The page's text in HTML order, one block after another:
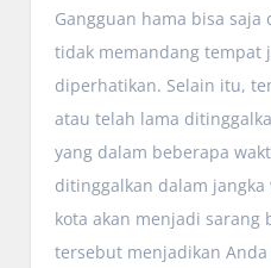
Gangguan hama bisa
tidak memandang tempat
diperhatikan. Selain itu,
atau telah lama
yang dalam beberapa
ditinggalkan dalam
kota akan menjadi sarang
tersebut menjadikan